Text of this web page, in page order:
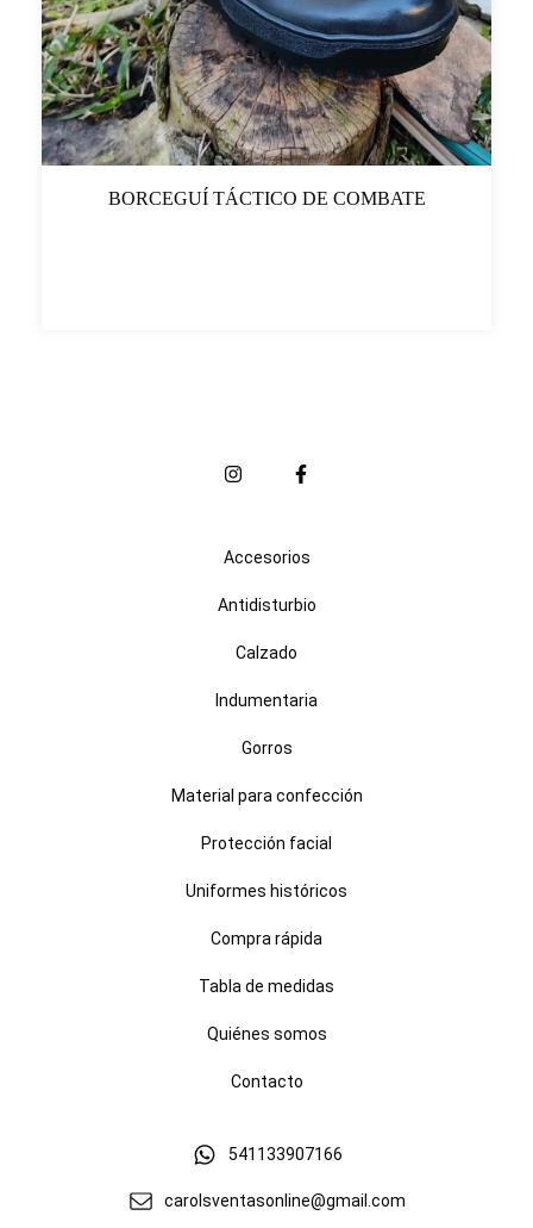
BORCEGUÍ TÁCTICO DE COMBATE
Accesorios
Antidisturbio
Calzado
Indumentaria
Gorros
Material para confección
Protección facial
Uniformes históricos
Compra rápida
Tabla de medidas
Quiénes somos
Contacto
541133907166
carolsventasonline@gmail.com